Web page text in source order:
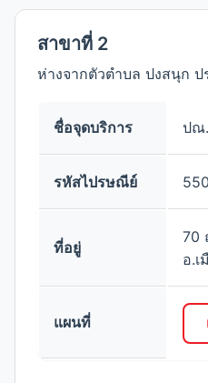
สาขาที่ 2
ห่างจากตัวตำบล ปงสนุก
ชื่อจุดบริการ ปณ
รหัสไปรษณีย์
ที่อยู่
70
อ.
แผนที่